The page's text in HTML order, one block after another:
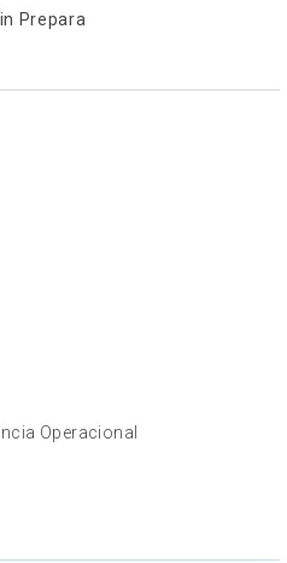
Prepara
Operacional